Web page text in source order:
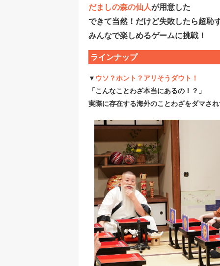
だましの森の仙人が用意した
できて当然！だけど失敗したら超恥
みんなで楽しめるゲームに挑戦！
ラインナップ
▼ ウソ？ホント？アリそうダウト！
「こんなことわざ本当にあるの！？」
実際に存在する海外のことわざをダマさ